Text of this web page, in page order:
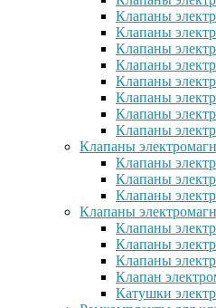
Клапаны
Клапаны
Клапаны
Клапаны
Клапаны
Клапаны
Клапаны
Клапаны
Клапаны
Клапаны
Клапаны
Клапаны
Клапаны
Клапаны
Клапаны
Клапаны
Клапан
Катушки